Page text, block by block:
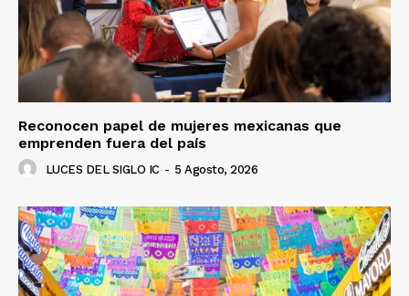
Reconocen papel de mujeres mexicanas que
emprenden fuera del país
LUCES DEL SIGLO IC - 5 Agosto, 2026